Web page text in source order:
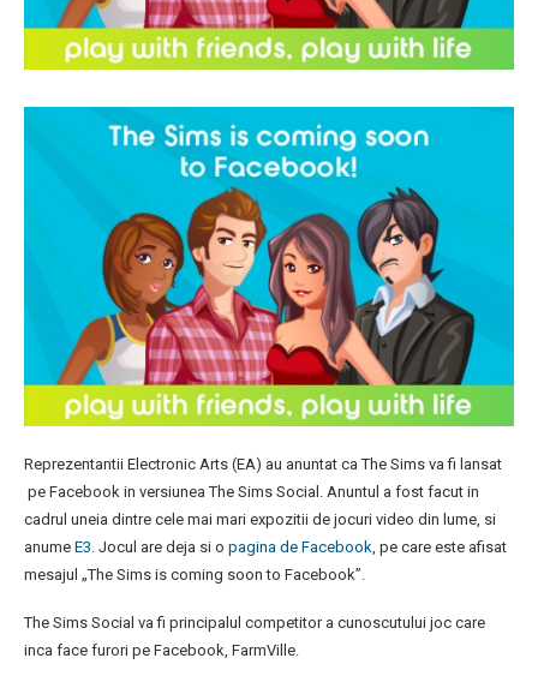
Reprezentantii Electronic Arts (EA) au anuntat ca The Sims va fi lansat
pe Facebook in versiunea The Sims Social. Anuntul a fost facut in
cadrul uneia dintre cele mai mari expozitii de jocuri video din lume, si
anume E3 . Jocul are deja si o pagina de Facebook , pe care este afisat
mesajul „The Sims is coming soon to Facebook”.
The Sims Social va fi principalul competitor a cunoscutului joc care
inca face furori pe Facebook, FarmVille.